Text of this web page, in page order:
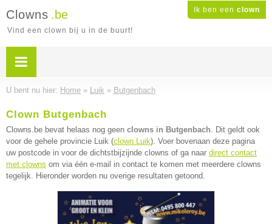
Ik ben een clown
Clowns .be
Vind een clown bij u in de buurt!
U bent nu hier: Home » Luik » Butgenbach
Clown Butgenbach
Clowns.be bevat helaas nog geen clowns in Butgenbach. Dit geldt ook
voor de gehele provincie Luik (clown Luik). Voer bovenaan deze pagina
uw postcode in voor de dichtstbijzijnde clowns of ga naar direct contact
met clowns om via één e-mail in contact te komen met meerdere clowns
tegelijk. Hieronder worden nu overige resultaten getoond.